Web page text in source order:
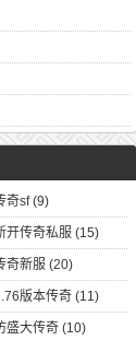
奇sf(9)
开传奇私服(15)
奇新服(20)
版本传奇(11)
盛大传奇(10)